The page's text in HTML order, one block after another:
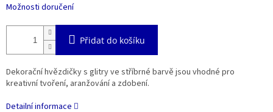
Možnosti doručení
Přidat do košíku
Dekorační hvězdičky s glitry ve stříbrné barvě jsou vhodné pro
kreativní tvoření, aranžování a zdobení.
Detailní informace